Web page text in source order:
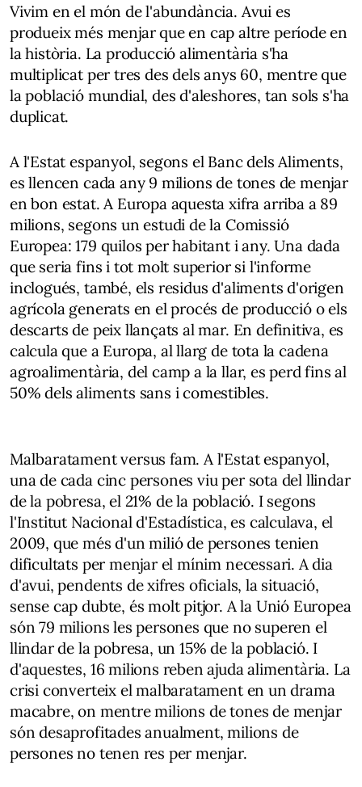
Vivim en el món de l'abundància. Avui es
produeix més menjar que en cap altre període en
la història. La producció alimentària s'ha
multiplicat per tres des dels anys 60, mentre que
la població mundial, des d'aleshores, tan sols s'ha
duplicat.
A l'Estat espanyol, segons el Banc dels Aliments,
es llencen cada any 9 milions de tones de menjar
en bon estat. A Europa aquesta xifra arriba a 89
milions, segons un estudi de la Comissió
Europea: 179 quilos per habitant i any. Una dada
que seria fins i tot molt superior si l'informe
inclogués, també, els residus d'aliments d'origen
agrícola generats en el procés de producció o els
descarts de peix llançats al mar. En definitiva, es
calcula que a Europa, al llarg de tota la cadena
agroalimentària, del camp a la llar, es perd fins al
50% dels aliments sans i comestibles.
Malbaratament versus fam. A l'Estat espanyol,
una de cada cinc persones viu per sota del llindar
de la pobresa, el 21% de la població. I segons
l'Institut Nacional d'Estadística, es calculava, el
2009, que més d'un milió de persones tenien
dificultats per menjar el mínim necessari. A dia
d'avui, pendents de xifres oficials, la situació,
sense cap dubte, és molt pitjor. A la Unió Europea
són 79 milions les persones que no superen el
llindar de la pobresa, un 15% de la població. I
d'aquestes, 16 milions reben ajuda alimentària. La
crisi converteix el malbaratament en un drama
macabre, on mentre milions de tones de menjar
són desaprofitades anualment, milions de
persones no tenen res per menjar.